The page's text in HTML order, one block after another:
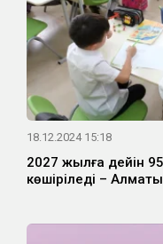
18.12.2024 15:18
2027 жылға дейін
көшіріледі – Алматы